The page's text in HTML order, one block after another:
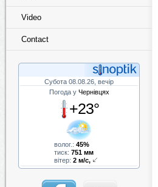
Video
Contact
Субота 08.08.26, вечір
Погода у Чернівцях
+23°
волог.: 45%
тиск: 751 мм
вітер: 2 м/с,